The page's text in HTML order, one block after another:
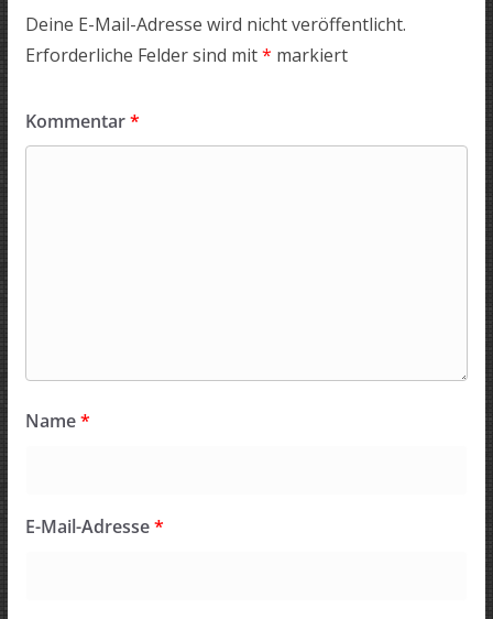
Deine E-Mail-Adresse wird nicht veröffentlicht.
Erforderliche Felder sind mit* markiert
Kommentar*
Name*
E-Mail-Adresse*